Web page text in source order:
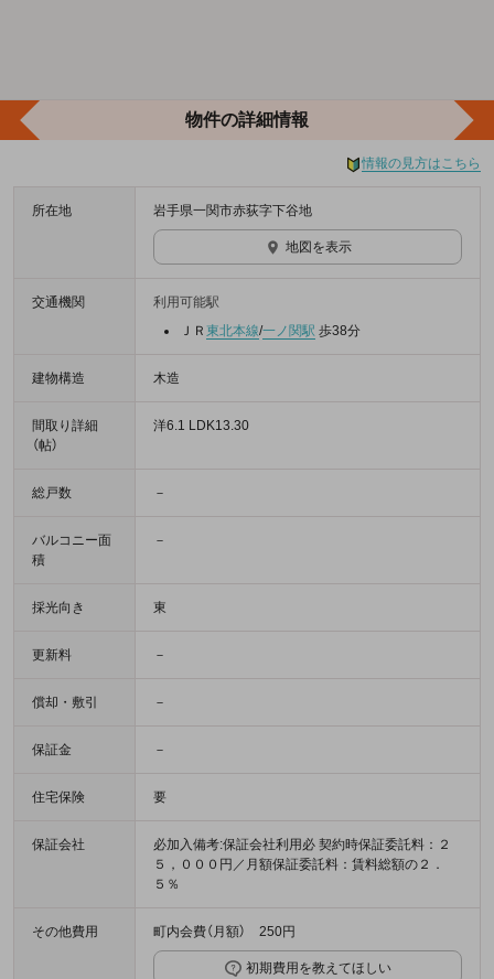
物件の詳細情報
情報の見方はこちら
所在地 岩手県一関市赤荻字下谷地
地図を表示
交通機関
利用可能駅
ＪＲ 東北本線/一ノ関駅 歩38分
建物構造 木造
間取り詳細
（帖）
洋6.1 LDK13.30
総戸数 －
バルコニー面
積
－
採光向き 東
更新料 －
償却・敷引 －
保証金 －
住宅保険 要
保証会社
必加入備考:保証会社利用必 契約時保証委託料：２
５，０００円／月額保証委託料：賃料総額の２．
５％
その他費用 町内会費（月額） 250円
初期費用を教えてほしい